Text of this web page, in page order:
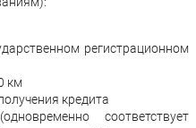
регистрационном
км
кредита
соответствует